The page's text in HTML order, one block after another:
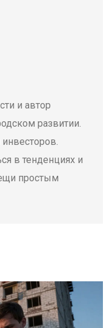
и автор
развитии.
в тенденциях и
простым